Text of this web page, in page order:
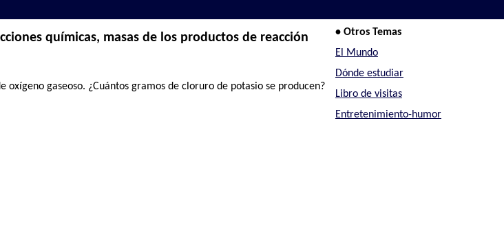
químicas, masas de los productos de reacción
gaseoso. ¿Cuántos gramos de cloruro de potasio se producen?
• Otros Temas
El Mundo
Dónde estudiar
Libro de visitas
Entretenimiento-humor